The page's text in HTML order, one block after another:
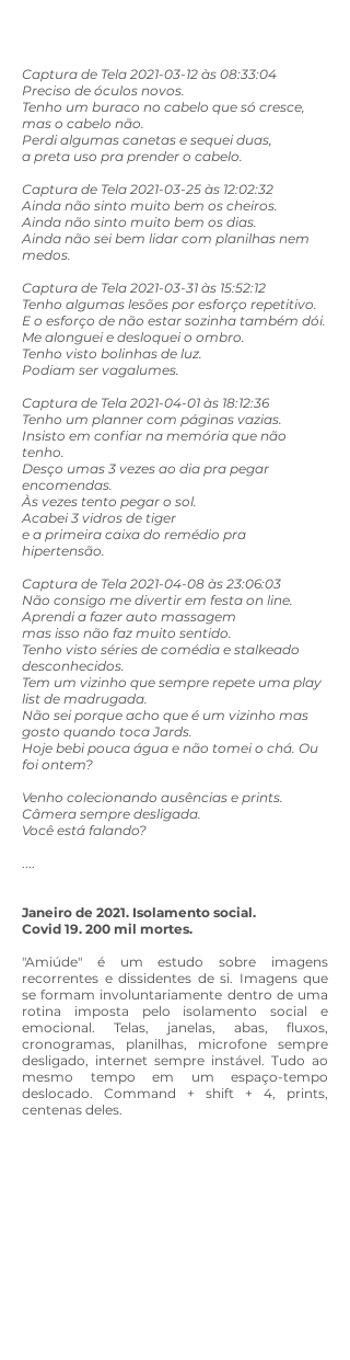
Captura de Tela 2021-03-12 às 08:33:04
Preciso de óculos novos.
Tenho um buraco no cabelo que só cresce,
mas o cabelo não.
Perdi algumas canetas e sequei duas,
a preta uso pra prender o cabelo.
Captura de Tela 2021-03-25 às 12:02:32
Ainda não sinto muito bem os cheiros.
Ainda não sinto muito bem os dias.
Ainda não sei bem lidar com planilhas nem
medos.
Captura de Tela 2021-03-31 às 15:52:12
Tenho algumas lesões por esforço repetitivo.
E o esforço de não estar sozinha também dói.
Me alonguei e desloquei o ombro.
Tenho visto bolinhas de luz.
Podiam ser vagalumes.
Captura de Tela 2021-04-01 às 18:12:36
Tenho um planner com páginas vazias.
Insisto em confiar na memória que não
tenho.
Desço umas 3 vezes ao dia pra pegar
encomendas.
Às vezes tento pegar o sol.
Acabei 3 vidros de tiger
e a primeira caixa do remédio pra
hipertensão.
Captura de Tela 2021-04-08 às 23:06:03
Não consigo me divertir em festa on line.
Aprendi a fazer auto massagem
mas isso não faz muito sentido.
Tenho visto séries de comédia e stalkeado
desconhecidos.
Tem um vizinho que sempre repete uma play
list de madrugada.
Não sei porque acho que é um vizinho mas
gosto quando toca Jards.
Hoje bebi pouca água e não tomei o chá. Ou
foi ontem?
Venho colecionando ausências e prints.
Câmera sempre desligada.
Você está falando?
....
Janeiro de 2021. Isolamento social.
Covid 19. 200 mil mortes.
"Amiúde" é um estudo sobre imagens
recorrentes e dissidentes de si. Imagens que
se formam involuntariamente dentro de uma
rotina imposta pelo isolamento social e
emocional. Telas, janelas, abas, fluxos,
cronogramas, planilhas, microfone sempre
desligado, internet sempre instável. Tudo ao
mesmo tempo em um espaço-tempo
deslocado. Command + shift + 4, prints,
centenas deles.